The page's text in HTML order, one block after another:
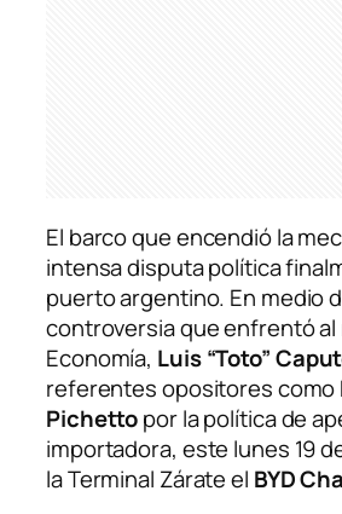
El barco que encendió la
intensa disputa política
puerto argentino. En medio
controversia que enfrentó
Economía, Luis “Toto”
referentes opositores como
Pichettopor la política de
importadora, este lunes 19
la Terminal Zárate el BYD